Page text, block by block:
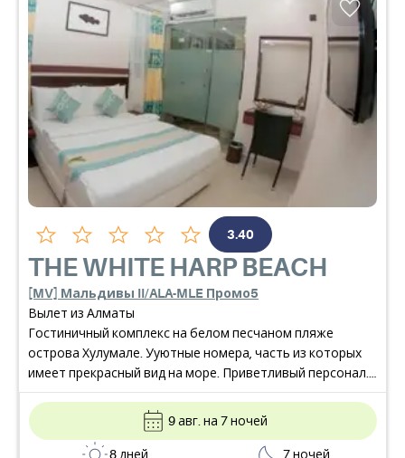
3.40
THE WHITE HARP BEACH
[MV] Мальдивы II/ALA-MLE Промо5
Вылет из Алматы
Гостиничный комплекс на белом песчаном пляже
острова Хулумале. Ууютные номера, часть из которых
имеет прекрасный вид на море. Приветливый персонал.
Предлагается завтрак.
9 авг. на 7 ночей
8 дней 7 ночей